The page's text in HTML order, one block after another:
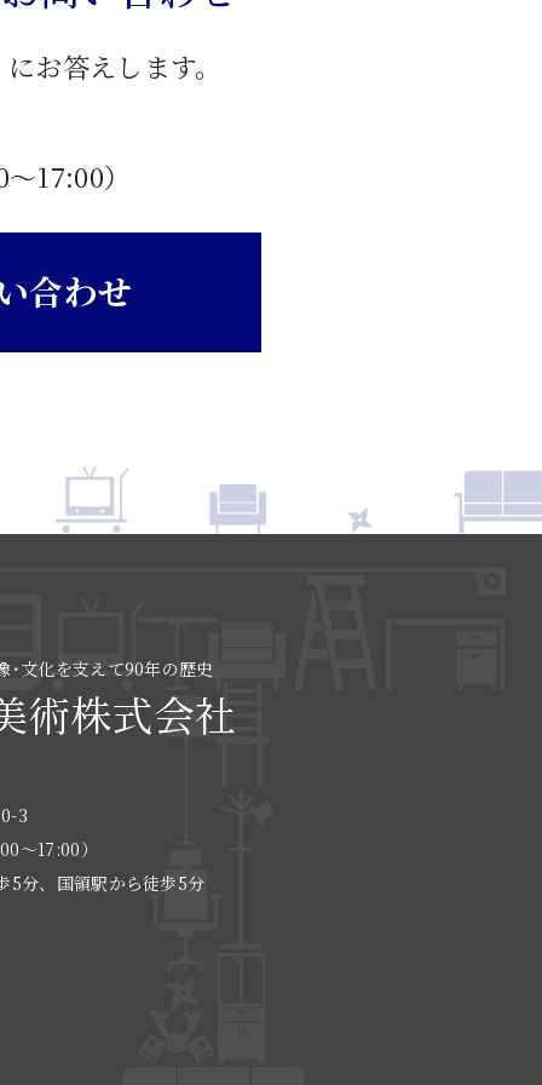
お答えします。
〜17:00）
合わせ
･文化を支えて90年の歴史
術株式会社
3
〜17:00）
分、国領駅から徒歩5分